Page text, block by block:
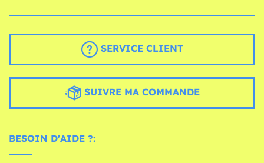
SERVICE CLIENT
SUIVRE MA COMMANDE
BESOIN D'AIDE ?: